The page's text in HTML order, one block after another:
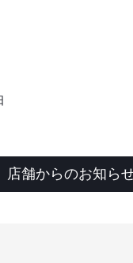
店舗からのお知ら